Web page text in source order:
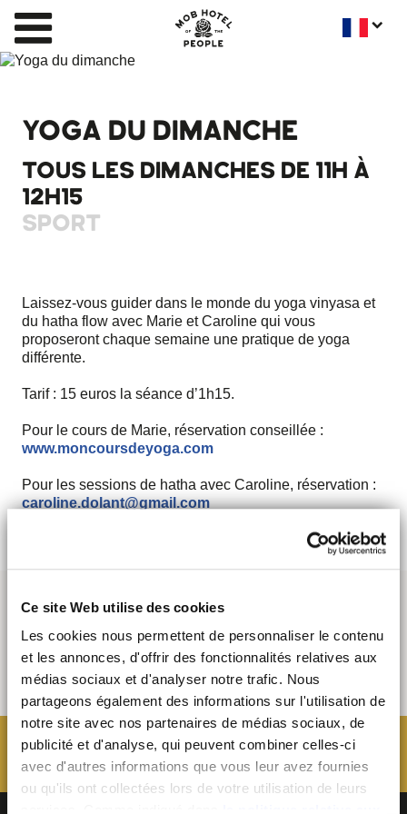
Ce site Web utilise des cookies
Les cookies nous permettent de personnaliser le contenu
et les annonces, d'offrir des fonctionnalités relatives aux
médias sociaux et d'analyser notre trafic. Nous
partageons également des informations sur l'utilisation de
notre site avec nos partenaires de médias sociaux, de
publicité et d'analyse, qui peuvent combiner celles-ci
avec d'autres informations que vous leur avez fournies
ou qu'ils ont collectées lors de votre utilisation de leurs
YOGA DU DIMANCHE
TOUS LES DIMANCHES DE 11H À
12H15
SPORT
Laissez-vous guider dans le monde du yoga vinyasa et
du hatha flow avec Marie et Caroline qui vous
proposeront chaque semaine une pratique de yoga
différente.
Tarif : 15 euros la séance d’1h15.
Pour le cours de Marie, réservation conseillée :
www.moncoursdeyoga.com
Pour les sessions de hatha avec Caroline, réservation :
caroline.dolant@gmail.com